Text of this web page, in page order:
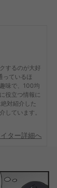
するのが大好
っているほ
味で、100均
役立つ情報に
対紹介した
しています。
ター詳細へ